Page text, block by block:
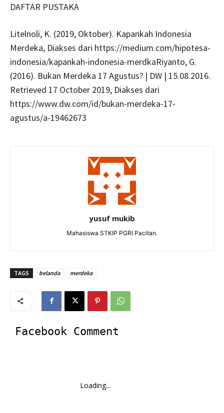
DAFTAR PUSTAKA
Litelnoli, K. (2019, Oktober). Kapankah Indonesia
Merdeka, Diakses dari https://medium.com/hipotesa-
indonesia/kapankah-indonesia-merdkaRiyanto, G.
(2016). Bukan Merdeka 17 Agustus? | DW | 15.08.2016.
Retrieved 17 October 2019, Diakses dari
https://www.dw.com/id/bukan-merdeka-17-
agustus/a-19462673
yusuf mukib
Mahasiswa STKIP PGRI Pacitan.
TAGS belanda merdeka
Facebook Comment
Loading...